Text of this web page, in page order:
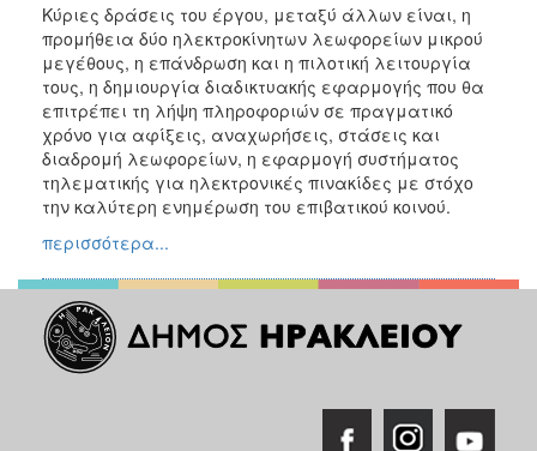
Κύριες δράσεις του έργου, μεταξύ άλλων είναι, η
προμήθεια δύο ηλεκτροκίνητων λεωφορείων μικρού
μεγέθους, η επάνδρωση και η πιλοτική λειτουργία
τους, η δημιουργία διαδικτυακής εφαρμογής που θα
επιτρέπει τη λήψη πληροφοριών σε πραγματικό
χρόνο για αφίξεις, αναχωρήσεις, στάσεις και
διαδρομή λεωφορείων, η εφαρμογή συστήματος
τηλεματικής για ηλεκτρονικές πινακίδες με στόχο
την καλύτερη ενημέρωση του επιβατικού κοινού.
περισσότερα...